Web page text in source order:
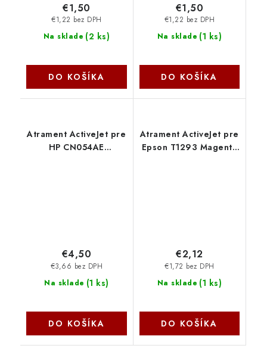
Na sklade (2 ks)
€1,22 bez DPH
€1,50
DO KOŠÍKA
Na sklade (1 ks)
€1,22 bez DPH
€1,50
DO KOŠÍKA
Atrament ActiveJet pre
HP CN054AE
Na sklade (1 ks)
€3,66 bez DPH
€4,50
DO KOŠÍKA
Atrament ActiveJet pre
Epson T1293 Magenta
Na sklade (1 ks)
€1,72 bez DPH
€2,12
DO KOŠÍKA